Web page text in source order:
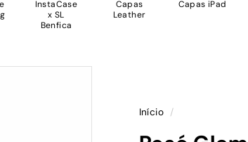
InstaCase
x SL
Benfica
Capas
Leather
Capas iPad
Início /